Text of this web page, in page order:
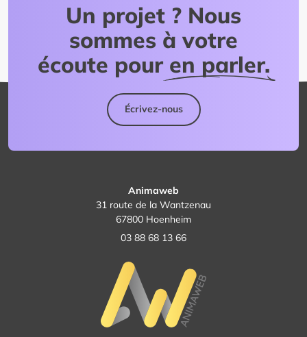
Un projet ? Nous
sommes à votre
écoute pour en parler.
Écrivez-nous
Animaweb
31 route de la Wantzenau
67800 Hoenheim
03 88 68 13 66